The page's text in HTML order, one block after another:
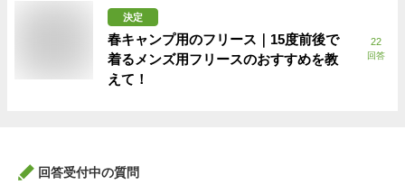
決定
春キャンプ用のフリース｜15度前後で
着るメンズ用フリースのおすすめを教
えて！
22
回答
回答受付中の質問